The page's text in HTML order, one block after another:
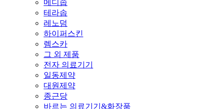
메디솝
테라솝
레노덤
하이퍼스킨
렘스카
그 외 제품
전자 의료기기
일동제약
대원제약
종근당
바르는 의료기기&화장품